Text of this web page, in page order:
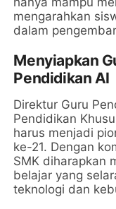
mengarahkan
dalam
Menyiapkan
Pendidikan AI
Direktur Guru
Pendidikan
harus menjadi
ke-21. Dengan
SMK diharapkan
belajar yang
teknologi dan